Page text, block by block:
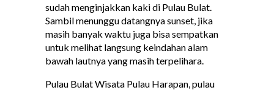
sudah menginjakkan kaki di Pulau Bulat.
Sambil menunggu datangnya sunset, jika
masih banyak waktu juga bisa sempatkan
untuk melihat langsung keindahan alam
bawah lautnya yang masih terpelihara.
Pulau Bulat Wisata Pulau Harapan, pulau